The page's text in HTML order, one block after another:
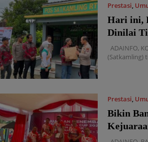
Prestasi,
Hari ini,
Dinilai
ADAINFO,
(Satkamling)
Prestasi,
Bikin